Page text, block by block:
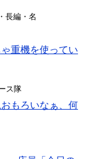
長編・名
重機を使ってい
ス隊
もろいなぁ、何